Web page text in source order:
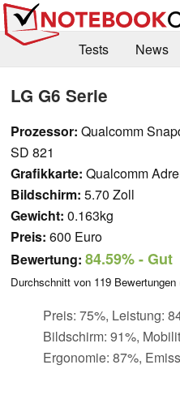
Tests News
Forum
LG G6 Serie
Prozessor: Qualcomm
SD 821
Grafikkarte: Qualcomm
Bildschirm: 5.70 Zoll
Gewicht: 0.163kg
Preis: 600 Euro
Bewertung: 84.59%- Gut
Durchschnitt von 119 Bewertungen
Preis: 75%, Leistung:
Bildschirm: 91%,
Ergonomie: 87%,